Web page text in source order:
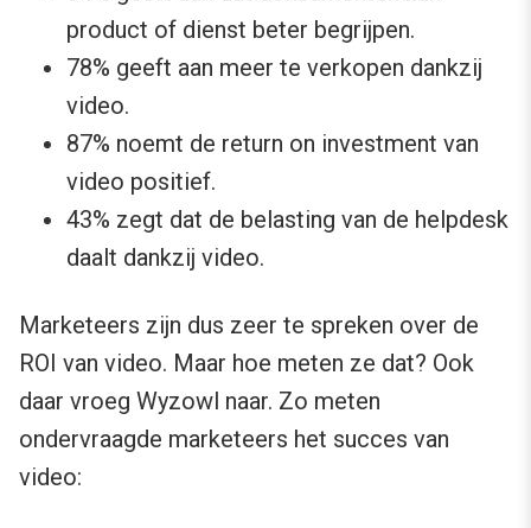
product of dienst beter begrijpen.
78% geeft aan meer te verkopen dankzij
video.
87% noemt de return on investment van
video positief.
43% zegt dat de belasting van de helpdesk
daalt dankzij video.
Marketeers zijn dus zeer te spreken over de
ROI van video. Maar hoe meten ze dat? Ook
daar vroeg Wyzowl naar. Zo meten
ondervraagde marketeers het succes van
video: